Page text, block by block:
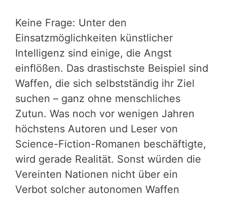
Keine Frage: Unter den
Einsatzmöglichkeiten künstlicher
Intelligenz sind einige, die Angst
einflößen. Das drastischste Beispiel sind
Waffen, die sich selbstständig ihr Ziel
suchen – ganz ohne menschliches
Zutun. Was noch vor wenigen Jahren
höchstens Autoren und Leser von
Science-Fiction-Romanen beschäftigte,
wird gerade Realität. Sonst würden die
Vereinten Nationen nicht über ein
Verbot solcher autonomen Waffen